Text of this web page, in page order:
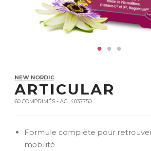
NEW NORDIC
ARTICULAR
60 COMPRIMÉS - ACL4037750
Formule complète pour
mobilité